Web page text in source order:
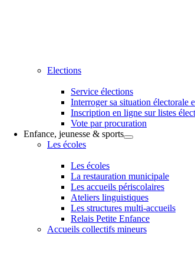
Elections
Service élections
Interroger sa situation électorale
Inscription en ligne sur listes
Vote par procuration
Enfance, jeunesse & sports
Les écoles
Les écoles
La restauration municipale
Les accueils périscolaires
Ateliers linguistiques
Les structures multi-accueils
Relais Petite Enfance
Accueils collectifs mineurs